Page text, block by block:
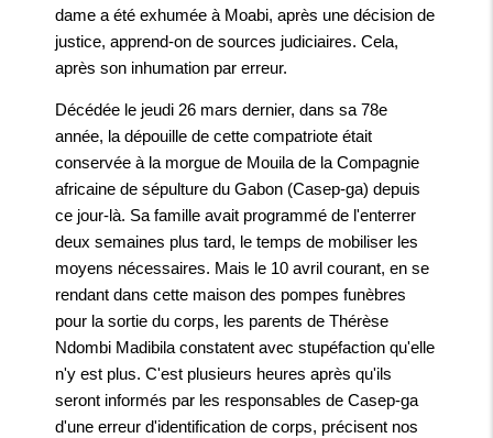
dame a été exhumée à Moabi, après une décision de
justice, apprend-on de sources judiciaires. Cela,
après son inhumation par erreur.
Décédée le jeudi 26 mars dernier, dans sa 78e
année, la dépouille de cette compatriote était
conservée à la morgue de Mouila de la Compagnie
africaine de sépulture du Gabon (Casep-ga) depuis
ce jour-là. Sa famille avait programmé de l'enterrer
deux semaines plus tard, le temps de mobiliser les
moyens nécessaires. Mais le 10 avril courant, en se
rendant dans cette maison des pompes funèbres
pour la sortie du corps, les parents de Thérèse
Ndombi Madibila constatent avec stupéfaction qu'elle
n'y est plus. C'est plusieurs heures après qu'ils
seront informés par les responsables de Casep-ga
d'une erreur d'identification de corps, précisent nos